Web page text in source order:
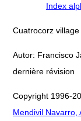
Index
Cuatrocorz
Autor: Francisco
dernière révision
Copyright 1996-
Mendivil Navarro,